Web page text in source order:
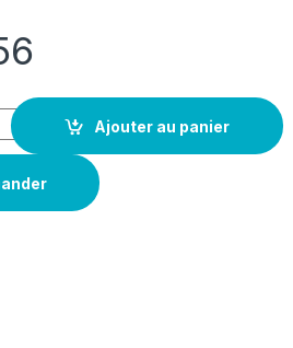
Ajouter au panier